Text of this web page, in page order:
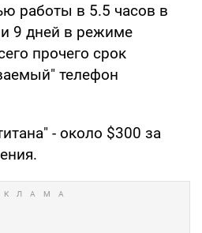
работы в 5.5 часов в
9 дней в режиме
прочего срок
телефон
- около $300 за